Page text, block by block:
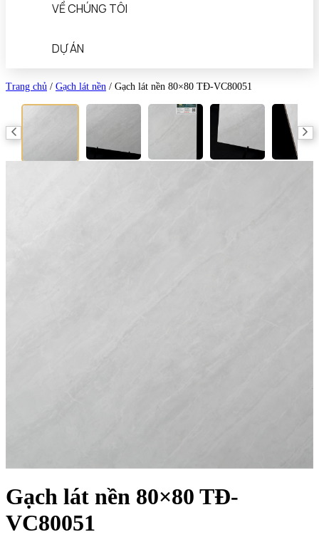
VỀ CHÚNG TÔI
DỰ ÁN
Trang chủ / Gạch lát nền / Gạch lát nền 80×80 TĐ-VC80051
Gạch lát nền 80×80 TĐ-
VC80051